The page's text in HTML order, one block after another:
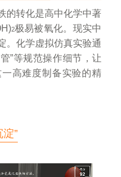
的转化是高中化学中著
2极易被氧化。现实中
。化学虚拟仿真实验通
”等规范操作细节，让
高难度制备实验的精
淀”